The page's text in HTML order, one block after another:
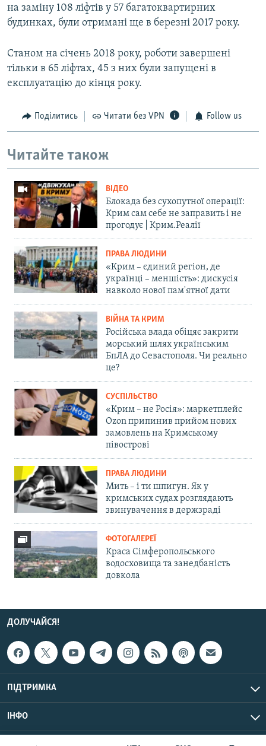
на заміну 108 ліфтів у 57 багатоквартирних
будинках, були отримані ще в березні 2017 року.
Станом на січень 2018 року, роботи завершені
тільки в 65 ліфтах, 45 з них були запущені в
експлуатацію до кінця року.
Поділитись Читати без VPN Follow us
Читайте також
ВІДЕО
Блокада без сухопутної операції:
Крим сам себе не заправить і не
прогодує | Крим.Реалії
ПРАВА ЛЮДИНИ
«Крим – єдиний регіон, де
українці – меншість»: дискусія
навколо нової пам'ятної дати
ВІЙНА ТА КРИМ
Російська влада обіцяє закрити
морський шлях українським
БпЛА до Севастополя. Чи реально
це?
СУСПІЛЬСТВО
«Крим – не Росія»: маркетплейс
Ozon припинив прийом нових
замовлень на Кримському
півострові
ПРАВА ЛЮДИНИ
Мить – і ти шпигун. Як у
кримських судах розглядають
звинувачення в держзраді
ФОТОГАЛЕРЕЇ
Краса Сімферопольського
водосховища та занедбаність
довкола
ДОЛУЧАЙСЯ!
ПІДТРИМКА
ІНФО